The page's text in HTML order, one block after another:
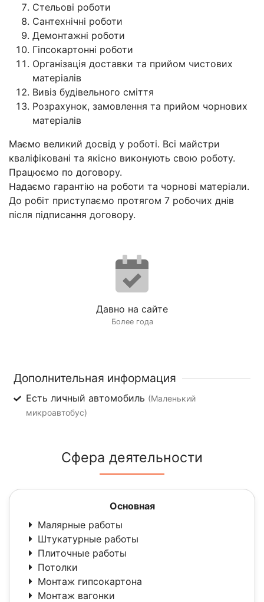
Стельові роботи
Сантехнічні роботи
Демонтажні роботи
Гіпсокартонні роботи
Організація доставки та прийом чистових
матеріалів
Вивіз будівельного сміття
Розрахунок, замовлення та прийом чорнових
матеріалів
Маємо великий досвід у роботі. Всі майстри
кваліфіковані та якісно виконують свою роботу.
Працюємо по договору.
Надаємо гарантію на роботи та чорнові матеріали.
До робіт приступаємо протягом 7 робочих днів
після підписання договору.
Давно на сайте
Более года
Дополнительная информация
Есть личный автомобиль (Маленький
микроавтобус)
Сфера деятельности
Основная
Малярные работы
Штукатурные работы
Плиточные работы
Потолки
Монтаж гипсокартона
Монтаж вагонки